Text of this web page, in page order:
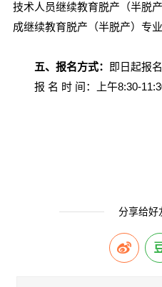
技术人员继续教育脱产（半脱
成继续教育脱产（半脱产）专
五、报名方式：
即日起报
报 名 时 间：上午8:30-11:30
分享给好